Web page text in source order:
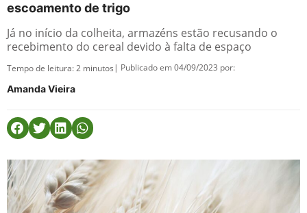
escoamento de trigo
Já no início da colheita, armazéns estão recusando o
recebimento do cereal devido à falta de espaço
Tempo de leitura:2 minutos | Publicado em 04/09/2023 por:
Amanda Vieira